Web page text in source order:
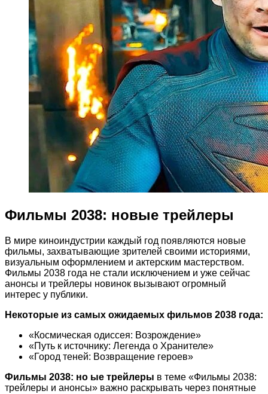
Фильмы 2038: новые трейлеры
В мире киноиндустрии каждый год появляются новые
фильмы, захватывающие зрителей своими историями,
визуальным оформлением и актерским мастерством.
Фильмы 2038 года не стали исключением и уже сейчас
анонсы и трейлеры новинок вызывают огромный
интерес у публики.
Некоторые из самых ожидаемых фильмов 2038 года:
«Космическая одиссея: Возрождение»
«Путь к источнику: Легенда о Хранителе»
«Город теней: Возвращение героев»
Фильмы 2038: но ые трейлеры в теме «Фильмы 2038:
трейлеры и анонсы» важно раскрывать через понятные